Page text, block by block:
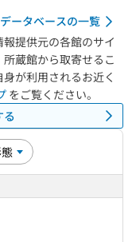
ータベースの一覧
提供元の各館のサイ
蔵館から取寄せるこ
が利用されるお近く
をご覧ください。